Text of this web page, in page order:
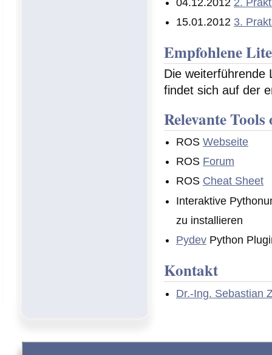
15.01.2012 3.
Empfohlene
Die weiterführende
findet sich auf der
Relevante
ROS Webseite
ROS Forum
ROS Cheat Sheet
Interaktive
zu installieren
Pydev Python
Kontakt
Dr.-Ing. Sebastian